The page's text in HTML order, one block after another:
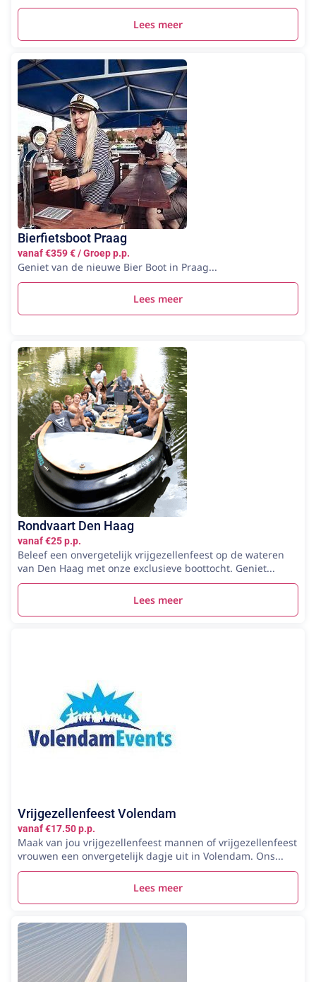
Lees meer
Bierfietsboot Praag
vanaf €359 € / Groep p.p.
Geniet van de nieuwe Bier Boot in Praag...
Lees meer
Rondvaart Den Haag
vanaf €25 p.p.
Beleef een onvergetelijk vrijgezellenfeest op de wateren
van Den Haag met onze exclusieve boottocht. Geniet...
Lees meer
Vrijgezellenfeest Volendam
vanaf €17.50 p.p.
Maak van jou vrijgezellenfeest mannen of vrijgezellenfeest
vrouwen een onvergetelijk dagje uit in Volendam. Ons...
Lees meer